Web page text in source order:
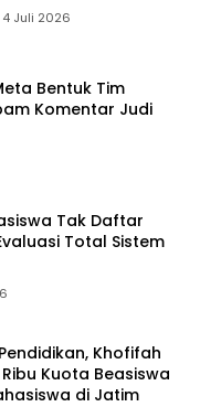
4 Juli 2026
Bentuk Tim
Komentar Judi
Tak Daftar
Total Sistem
Khofifah
Kuota Beasiswa
di Jatim